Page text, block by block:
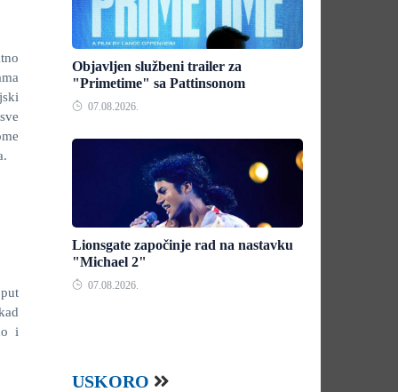
i
Objavljen službeni trailer za
"Primetime" sa Pattinsonom
07.08.2026.
Lionsgate započinje rad na nastavku
"Michael 2"
07.08.2026.
USKORO